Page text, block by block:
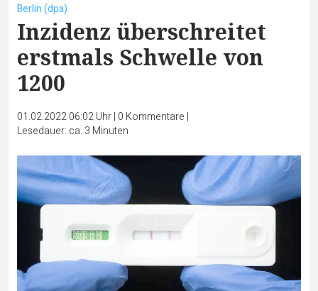
Berlin (dpa)
Inzidenz überschreitet
erstmals Schwelle von
1200
01.02.2022 06:02 Uhr| 0 Kommentare |
Lesedauer: ca. 3 Minuten